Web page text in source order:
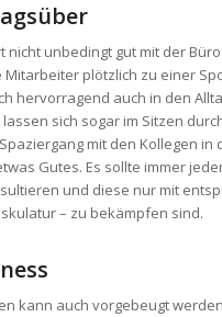
nicht unbedingt gut mit der
Mitarbeiter plötzlich zu einer
hervorragend auch in den
sich sogar im Sitzen
mit den Kollegen
Gutes. Es sollte immer
und diese nur mit
– zu bekämpfen sind.
kann auch vorgebeugt